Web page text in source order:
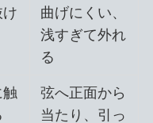
曲げにくい、
浅すぎて外れ
る
触
弦へ正面から
当たり、引っ